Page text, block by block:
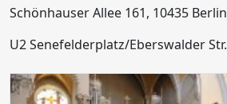
Schönhauser Allee 161, 10435 Berlin
U2 Senefelderplatz/Eberswalder Str.